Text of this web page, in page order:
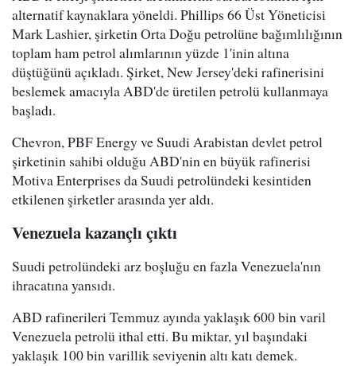
alternatif kaynaklara yöneldi. Phillips 66 Üst Yöneticisi
Mark Lashier, şirketin Orta Doğu petrolüne bağımlılığının
toplam ham petrol alımlarının yüzde 1'inin altına
düştüğünü açıkladı. Şirket, New Jersey'deki rafinerisini
beslemek amacıyla ABD'de üretilen petrolü kullanmaya
başladı.
Chevron, PBF Energy ve Suudi Arabistan devlet petrol
şirketinin sahibi olduğu ABD'nin en büyük rafinerisi
Motiva Enterprises da Suudi petrolündeki kesintiden
etkilenen şirketler arasında yer aldı.
Venezuela kazançlı çıktı
Suudi petrolündeki arz boşluğu en fazla Venezuela'nın
ihracatına yansıdı.
ABD rafinerileri Temmuz ayında yaklaşık 600 bin varil
Venezuela petrolü ithal etti. Bu miktar, yıl başındaki
yaklaşık 100 bin varillik seviyenin altı katı demek.